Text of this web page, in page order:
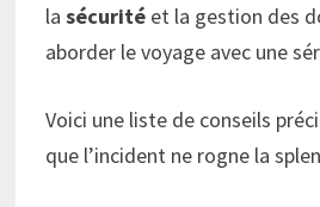
lasécurité et la gestion des
aborder le voyage avec une
Voici une liste de conseils
que l’incident ne rogne la